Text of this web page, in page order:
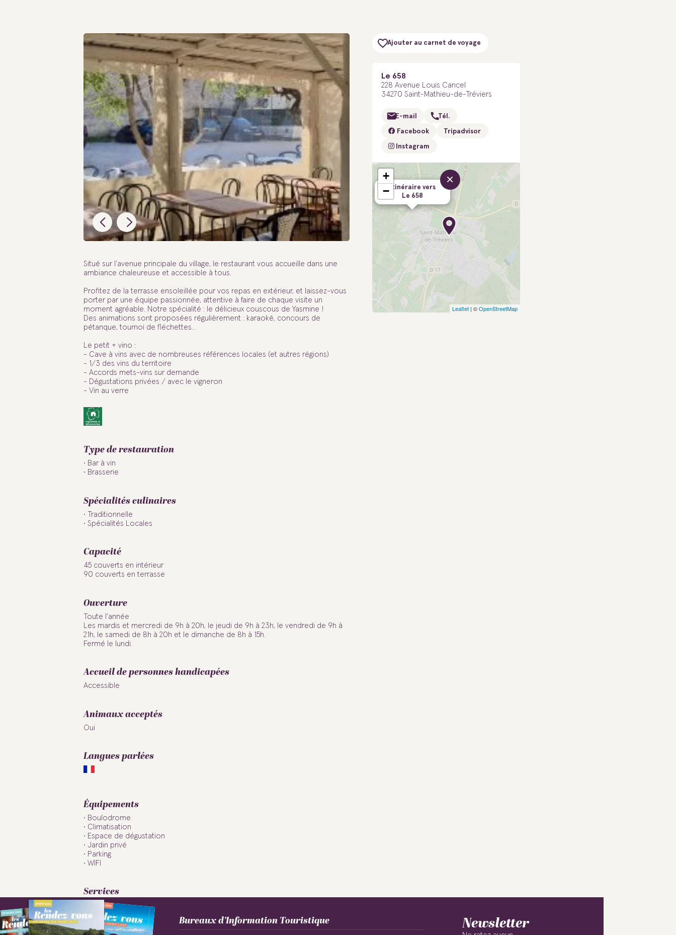
Situé sur l’avenue principale du village, le restaurant vous accueille dans une
ambiance chaleureuse et accessible à tous.
Profitez de la terrasse ensoleillée pour vos repas en extérieur, et laissez-vous
porter par une équipe passionnée, attentive à faire de chaque visite un
moment agréable. Notre spécialité : le délicieux couscous de Yasmine !
Des animations sont proposées régulièrement : karaoké, concours de
pétanque, tournoi de fléchettes...
Le petit + vino :
- Cave à vins avec de nombreuses références locales (et autres régions)
- 1/3 des vins du territoire
- Accords mets-vins sur demande
- Dégustations privées / avec le vigneron
- Vin au verre
Type de restauration
Bar à vin
Brasserie
Spécialités culinaires
Traditionnelle
Spécialités Locales
Capacité
45 couverts en intérieur
90 couverts en terrasse
Ouverture
Toute l'année
Les mardis et mercredi de 9h à 20h, le jeudi de 9h à 23h, le vendredi de 9h à
21h, le samedi de 8h à 20h et le dimanche de 8h à 15h.
Fermé le lundi.
Accueil de personnes handicapées
Accessible
Animaux acceptés
Oui
Langues parlées
Équipements
Boulodrome
Climatisation
Espace de dégustation
Jardin privé
Parking
WIFI
Services
Plats à emporter
Bar
Boutique
Ajouter au carnet de voyage
Le 658
228 Avenue Louis Cancel
34270 Saint-Mathieu-de-Tréviers
E-mail Tél.
Facebook Tripadvisor
Instagram
Itinéraire vers
Le 658
×
+
−
Leaflet | ©OpenStreetMap
Bureaux d’Information Touristique Newsletter